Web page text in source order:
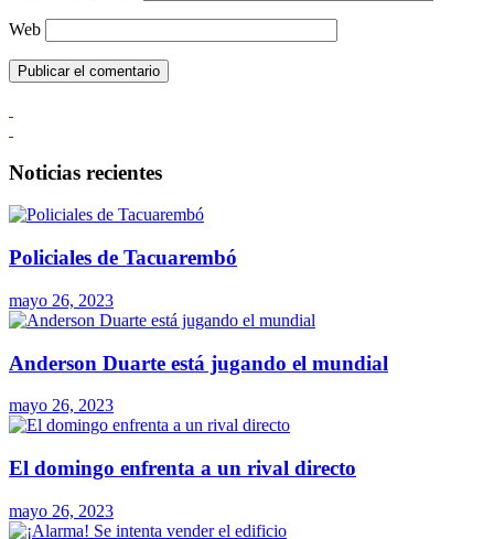
Web
Noticias recientes
Policiales de Tacuarembó
mayo 26, 2023
Anderson Duarte está jugando el mundial
mayo 26, 2023
El domingo enfrenta a un rival directo
mayo 26, 2023